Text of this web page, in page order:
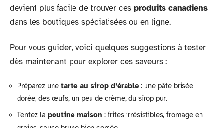
devient plus facile de trouver ces produits canadiens
dans les boutiques spécialisées ou en ligne.
Pour vous guider, voici quelques suggestions à tester
dès maintenant pour explorer ces saveurs :
Préparez une tarte au sirop d’érable: une pâte brisée
dorée, des œufs, un peu de crème, du sirop pur.
Tentez la poutine maison : frites irrésistibles, fromage en